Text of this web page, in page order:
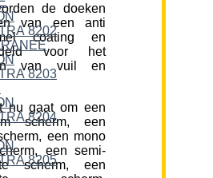
de doeken
van een anti
coating en
voor het
van vuil en
nu gaat om een
scherm, een
een mono
een semi-
scherm, een